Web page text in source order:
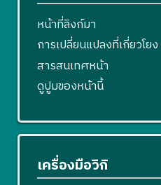
หน้าที่ลิงก์มา
การเปลี่ยนแปลงที่เกี่ยวโยง
สารสนเทศหน้า
ดูปูมของหน้านี้
เครื่องมือวิกิ